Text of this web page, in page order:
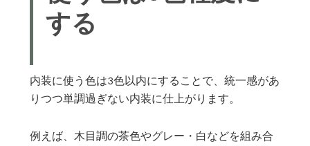
する
内装に使う色は3色以内にすることで、統一感があ
りつつ単調過ぎない内装に仕上がります。
例えば、木目調の茶色やグレー・白などを組み合